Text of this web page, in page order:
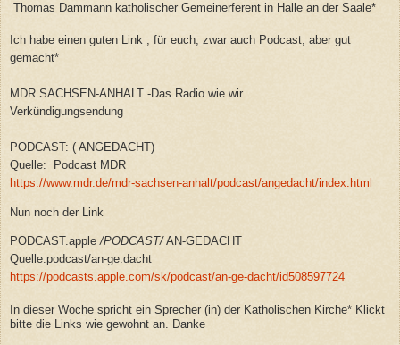
Thomas Dammann katholischer Gemeinerferent in Halle an der Saale*
Ich habe einen guten Link , für euch, zwar auch Podcast, aber gut
gemacht*
MDR SACHSEN-ANHALT -Das Radio wie wir
Verkündigungsendung
PODCAST: ( ANGEDACHT)
Quelle: Podcast MDR
https://www.mdr.de/mdr-sachsen-anhalt/podcast/angedacht/index.html
Nun noch der Link
PODCAST.apple/PODCAST/AN-GEDACHT
Quelle:podcast/an-ge.dacht
https://podcasts.apple.com/sk/podcast/an-ge-dacht/id508597724
In dieser Woche spricht ein Sprecher (in) der Katholischen Kirche* Klickt
bitte die Links wie gewohnt an. Danke